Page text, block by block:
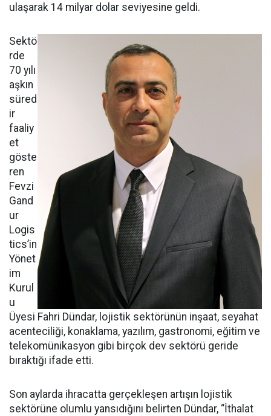
ulaşarak 14 milyar dolar seviyesine geldi.
Sektö
rde
70 yılı
aşkın
süred
ir
faaliy
et
göste
ren
Fevzi
Gand
ur
Logis
tics’in
Yönet
im
Kurul
u
Üyesi Fahri Dündar, lojistik sektörünün inşaat, seyahat
acenteciliği, konaklama, yazılım, gastronomi, eğitim ve
telekomünikasyon gibi birçok dev sektörü geride
bıraktığı ifade etti.
Son aylarda ihracatta gerçekleşen artışın lojistik
sektörüne olumlu yansıdığını belirten Dündar, “İthalat